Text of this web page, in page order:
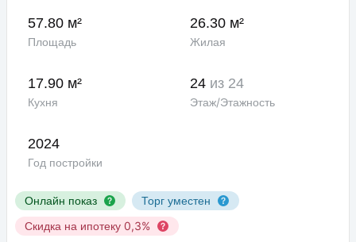
Онлайн показ
Торг уместен
Скидка на ипотеку 0,3%
57.80 м²
Площадь
26.30 м²
Жилая
17.90 м²
Кухня
24 из 24
Этаж/Этажность
2024
Год постройки